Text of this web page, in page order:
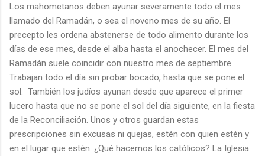
Los mahometanos deben ayunar severamente todo el mes
llamado del Ramadán, o sea el noveno mes de su año. El
precepto les ordena abstenerse de todo alimento durante los
días de ese mes, desde el alba hasta el anochecer. El mes del
Ramadán suele coincidir con nuestro mes de septiembre.
Trabajan todo el día sin probar bocado, hasta que se pone el
sol. También los judíos ayunan desde que aparece el primer
lucero hasta que no se pone el sol del día siguiente, en la fiesta
de la Reconciliación. Unos y otros guardan estas
prescripciones sin excusas ni quejas, estén con quien estén y
en el lugar que estén. ¿Qué hacemos los católicos? La Iglesia